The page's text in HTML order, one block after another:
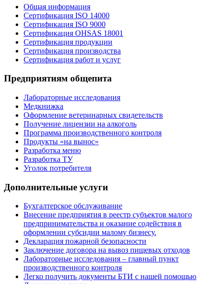
Общая информация
Сертификация ISO 14000
Сертификация ISO 9000
Сертификация OHSAS 18001
Сертификация продукции
Сертификация производства
Сертификация работ и услуг
Предприятиям общепита
Лабораторные исследования
Медкнижка
Оформление ветеринарных свидетельств
Получение лицензии на алкоголь
Программа производственного контроля
Продукты «на вынос»
Разработка меню
Разработка ТУ
Уголок потребителя
Дополнительные услуги
Бухгалтерское обслуживание
Внесение предприятия в реестр субъектов малого
предпринимательства и оказание содействия в
оформлении субсидии малому бизнесу.
Декларация пожарной безопасности
Заключение договора на вывоз пищевых отходов
Лабораторные исследования – главный пункт
производственного контроля
Легко получить документы БТИ с нашей помощью